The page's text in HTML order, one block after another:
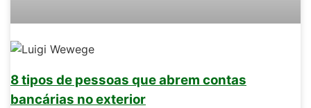
8 tipos de pessoas que abrem contas
bancárias no exterior